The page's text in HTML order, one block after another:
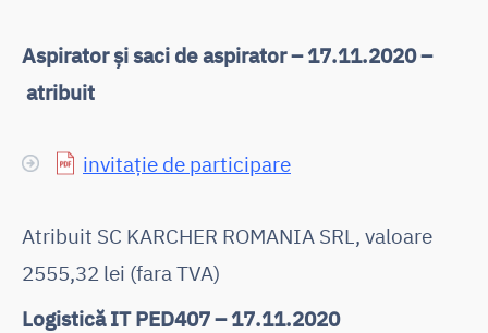
Aspirator și saci de aspirator – 17.11.2020 –
atribuit
invitație de participare
Atribuit SC KARCHER ROMANIA SRL, valoare
2555,32 lei (fara TVA)
Logistică IT PED407 – 17.11.2020